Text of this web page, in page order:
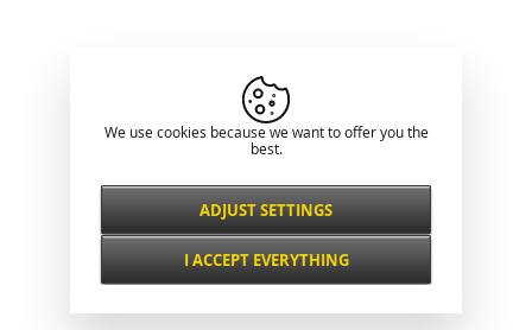
We use cookies because we want to offer you the
best.
Necessarily
ALWAYS ACTIVE
Functional and
ADJUST SETTINGS
I ACCEPT EVERYTHING